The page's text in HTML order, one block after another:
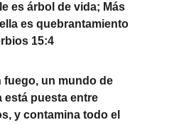
es árbol de vida; Más
es quebrantamiento
15:4
fuego, un mundo de
está puesta entre
y contamina todo el